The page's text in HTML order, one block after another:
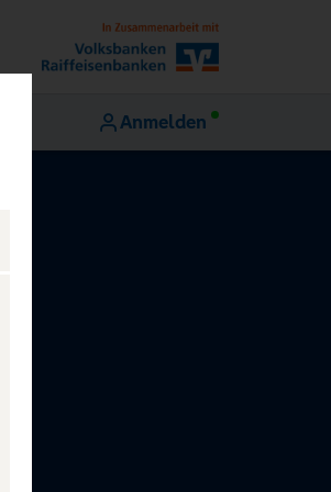
Anmelden